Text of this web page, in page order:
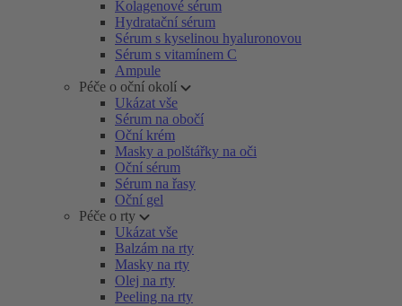
Kolagenové sérum
Hydratační sérum
Sérum s kyselinou hyaluronovou
Sérum s vitamínem C
Ampule
Péče o oční okolí
Ukázat vše
Sérum na obočí
Oční krém
Masky a polštářky na oči
Oční sérum
Sérum na řasy
Oční gel
Péče o rty
Ukázat vše
Balzám na rty
Masky na rty
Olej na rty
Peeling na rty